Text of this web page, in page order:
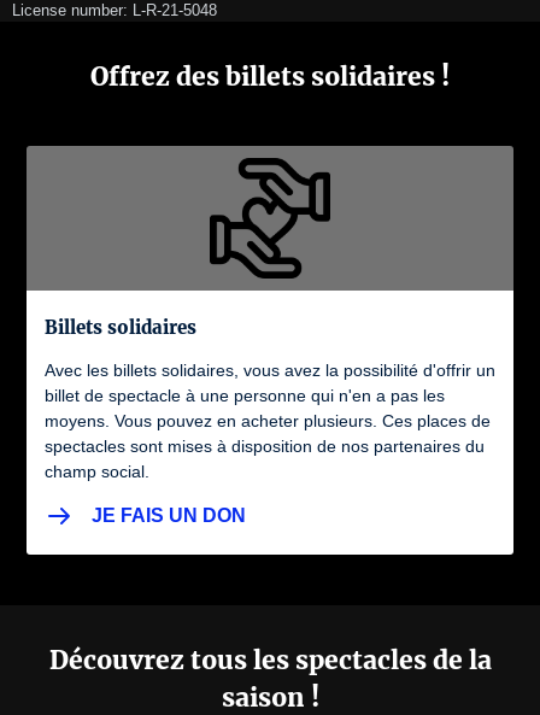
License number: L-R-21-5048
Offrez des billets solidaires !
Billets solidaires
Avec les billets solidaires, vous avez la possibilité d'offrir un
billet de spectacle à une personne qui n'en a pas les
moyens. Vous pouvez en acheter plusieurs. Ces places de
spectacles sont mises à disposition de nos partenaires du
champ social.
JE FAIS UN DON
Découvrez tous les spectacles de la
saison !